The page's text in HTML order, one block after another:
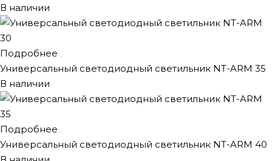
В наличии
Подробнее
Универсальный светодиодный светильник NT-ARM 35
В наличии
Подробнее
Универсальный светодиодный светильник NT-ARM 40